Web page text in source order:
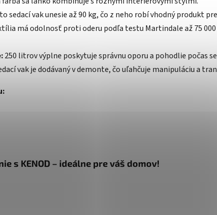
sedací vak unesie až 90 kg, čo z neho robí vhodný produkt
má odolnosť proti oderu podľa testu Martindale až 75 000
250 litrov výplne poskytuje správnu oporu a pohodlie počas
vak je dodávaný v demonte, čo uľahčuje manipuláciu a
s KENOD – ideálne pre váš domov!